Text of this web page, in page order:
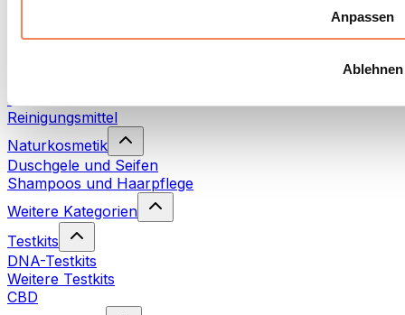
DatenschutzerklärungAnpassen
Ablehnen
Rotlichttherapie
Waschmittel
Reinigungsmittel
Naturkosmetik
Duschgele und Seifen
Shampoos und Haarpflege
Weitere Kategorien
Testkits
DNA-Testkits
Weitere Testkits
CBD